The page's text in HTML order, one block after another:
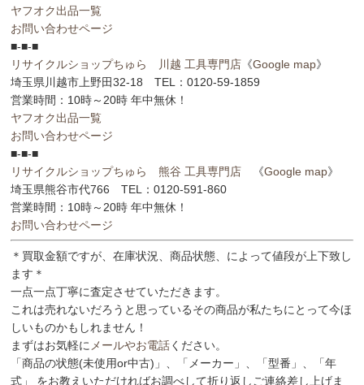
ヤフオク出品一覧
お問い合わせページ
■-■-■
リサイクルショップちゅら 川越 工具専門店 《Google map》
埼玉県川越市上野田32-18 TEL：0120-59-1859
営業時間：10時～20時 年中無休！
ヤフオク出品一覧
お問い合わせページ
■-■-■
リサイクルショップちゅら 熊谷 工具専門店 《Google map》
埼玉県熊谷市代766 TEL：0120-591-860
営業時間：10時～20時 年中無休！
お問い合わせページ
＊買取金額ですが、在庫状況、商品状態、によって値段が上下致し
ます＊
一点一点丁寧に査定させていただきます。
これは売れないだろうと思っているその商品が私たちにとって今ほ
しいものかもしれません！
まずはお気軽に メールやお電話ください。
「商品の状態(未使用or中古)」、「メーカー」、「型番」、「年
式」 をお教えいただければお調べして折り返しご連絡差し上げま